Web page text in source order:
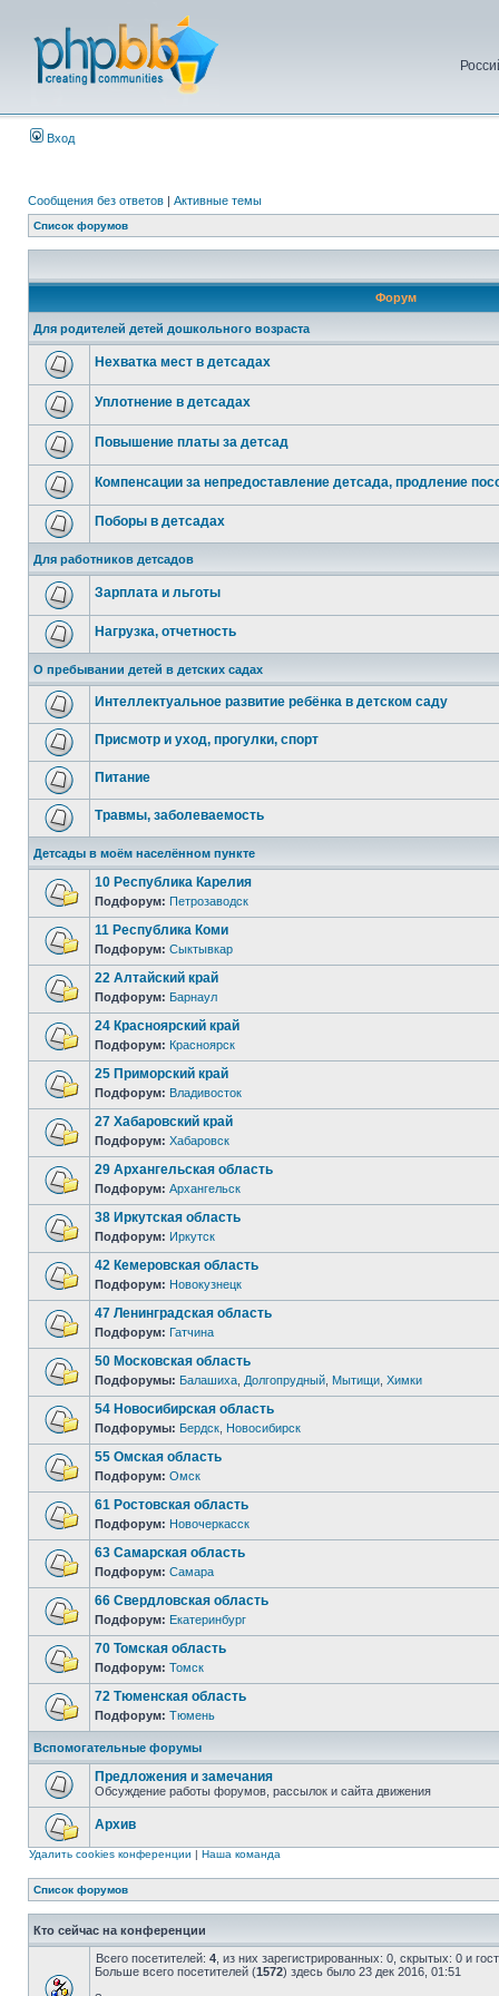
Вход
Сообщения без ответов | Активные темы
Список форумов
Форум
Для родителей детей дошкольного возраста
Нехватка мест в детсадах
Уплотнение в детсадах
Повышение платы за детсад
Компенсации за непредоставление детсада, продление
Поборы в детсадах
Для работников детсадов
Зарплата и льготы
Нагрузка, отчетность
О пребывании детей в детских садах
Интеллектуальное развитие ребёнка в детском саду
Присмотр и уход, прогулки, спорт
Питание
Травмы, заболеваемость
Детсады в моём населённом пункте
10 Республика Карелия
Подфорум: Петрозаводск
11 Республика Коми
Подфорум: Сыктывкар
22 Алтайский край
Подфорум: Барнаул
24 Красноярский край
Подфорум: Красноярск
25 Приморский край
Подфорум: Владивосток
27 Хабаровский край
Подфорум: Хабаровск
29 Архангельская область
Подфорум: Архангельск
38 Иркутская область
Подфорум: Иркутск
42 Кемеровская область
Подфорум: Новокузнецк
47 Ленинградская область
Подфорум: Гатчина
50 Московская область
Подфорумы: Балашиха Долгопрудный Мытищи Химки
54 Новосибирская область
Подфорумы: Бердск Новосибирск
55 Омская область
Подфорум: Омск
61 Ростовская область
Подфорум: Новочеркасск
63 Самарская область
Подфорум: Самара
66 Свердловская область
Подфорум: Екатеринбург
70 Томская область
Подфорум: Томск
72 Тюменская область
Подфорум: Тюмень
Вспомогательные форумы
Предложения и замечания
Обсуждение работы форумов, рассылок и сайта движения
Архив
Удалить cookies конференции | Наша команда
Список форумов
Кто сейчас на конференции
Всего посетителей: 4 , из них зарегистрированных: 0, скрытых: 0 и
Больше всего посетителей (1572) здесь было 23 дек 2016, 01:51